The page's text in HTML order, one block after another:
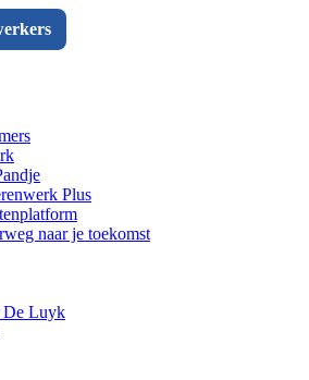
Plus
naar je toekomst
De Luyk